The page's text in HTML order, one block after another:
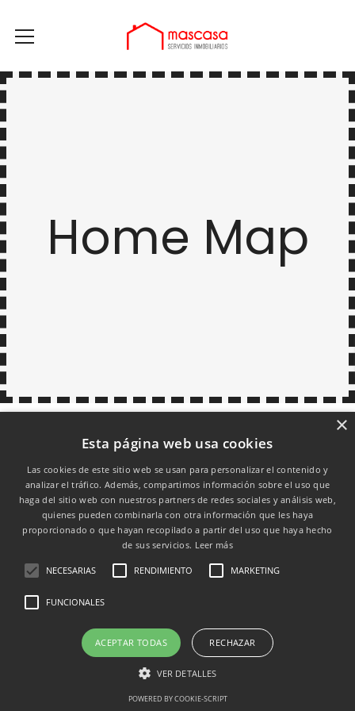
Home Map
Esta página web usa cookies
Las cookies de este sitio web se usan para personalizar el contenido y
analizar el tráfico. Además, compartimos información sobre el uso que
haga del sitio web con nuestros partners de redes sociales y análisis web,
quienes pueden combinarla con otra información que les haya
proporcionado o que hayan recopilado a partir del uso que haya hecho
de sus servicios. Leer más
NECESARIAS RENDIMIENTO MARKETING
FUNCIONALES
ACEPTAR TODAS RECHAZAR
VER DETALLES
POWERED BY COOKIE-SCRIPT
×